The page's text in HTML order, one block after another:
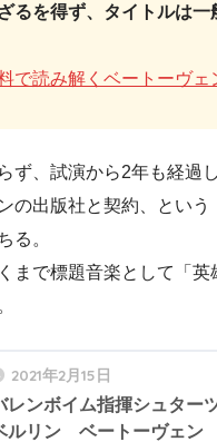
るを得ず、タイトルは一
で読み解くベートーヴェ
ず、試演から2年も経過
の出版社と契約、という
る。
まで標題音楽として「英
2021年2月15日
レンボイム指揮シュター
ルリン ベートーヴェン